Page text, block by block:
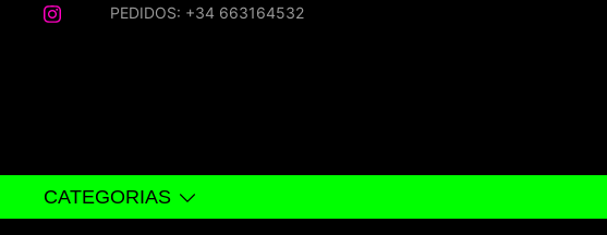
PEDIDOS: +34 663164532
CATEGORIAS